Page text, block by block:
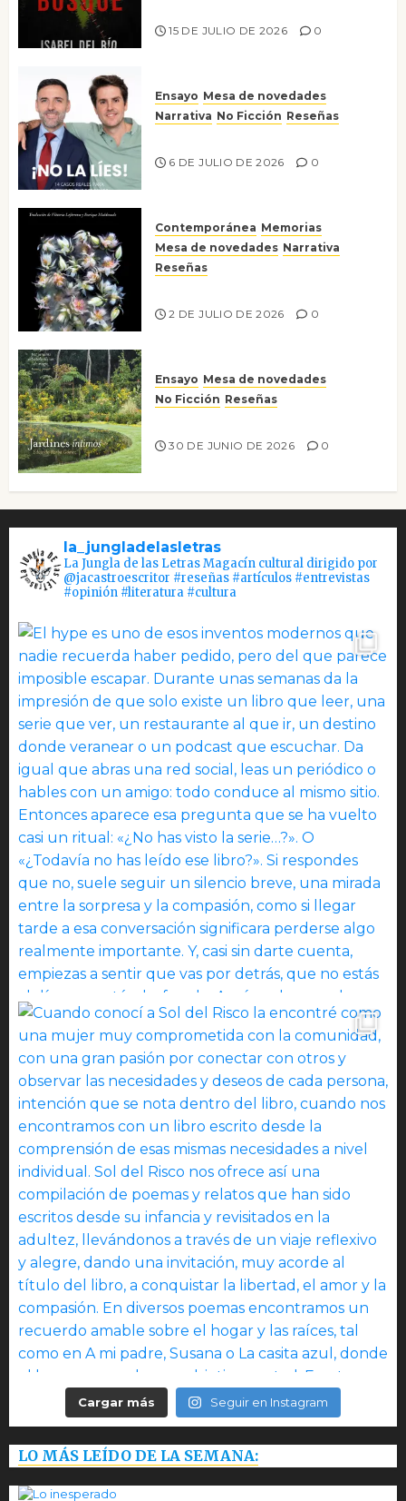
15 DE JULIO DE 2026 0
Ensayo Mesa de novedades
Narrativa No Ficción Reseñas
6 DE JULIO DE 2026 0
Contemporánea Memorias
Mesa de novedades Narrativa
Reseñas
2 DE JULIO DE 2026 0
Ensayo Mesa de novedades
No Ficción Reseñas
30 DE JUNIO DE 2026 0
la_jungladelasletras
La Jungla de las Letras Magacín cultural dirigido por
@jacastroescritor #reseñas #artículos #entrevistas
#opinión #literatura #cultura
Cargar más Seguir en Instagram
LO MÁS LEÍDO DE LA SEMANA: